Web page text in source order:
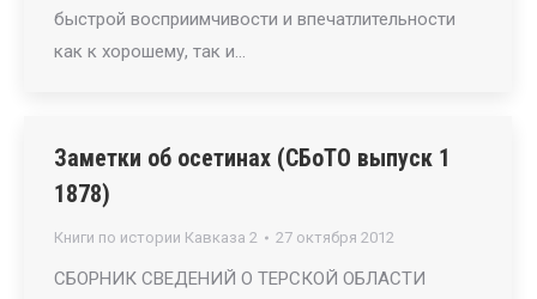
быстрой восприимчивости и впечатлительности
как к хорошему, так и…
Заметки об осетинах (СБоТО выпуск 1
1878)
Книги по истории Кавказа 2 27 октября 2012
СБОРНИК СВЕДЕНИЙ О ТЕРСКОЙ ОБЛАСТИ